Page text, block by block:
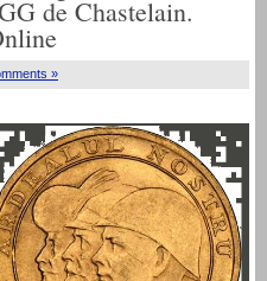
de Chastelain.
»